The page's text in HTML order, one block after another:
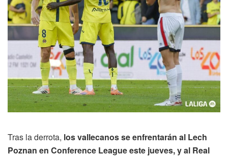
Tras la derrota, los vallecanos se enfrentarán al Lech
Poznan en Conference League este jueves, y al Real